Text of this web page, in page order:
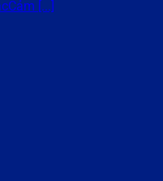
[...]